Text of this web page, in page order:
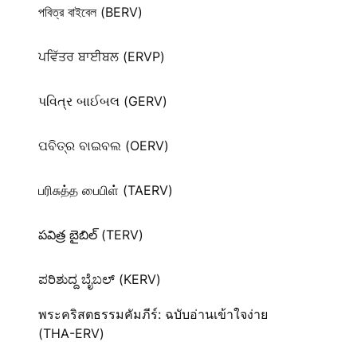
পবিত্র বাইবেল (BERV)
ਪਵਿੱਤਰ ਬਾਈਬਲ (ERVP)
પવિત્ર બાઈબલ (GERV)
ପବିତ୍ର ବାଇବଲ (OERV)
பரிசுத்த பைபிள் (TAERV)
పవిత్ర బైబిల్ (TERV)
ಪರಿಶುದ್ದ ಬೈಬಲ್‌ (KERV)
พระคริสตธรรมคัมภีร์: ฉบับอ่านเข้าใจง่าย
(THA-ERV)